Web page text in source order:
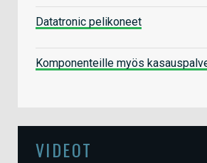
Datatronic pelikoneet
Komponenteille myös
VIDEOT